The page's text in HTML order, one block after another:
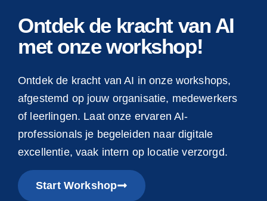
Ontdek de kracht van AI
met onze workshop!
Ontdek de kracht van AI in onze workshops,
afgestemd op jouw organisatie, medewerkers
of leerlingen. Laat onze ervaren AI-
professionals je begeleiden naar digitale
excellentie, vaak intern op locatie verzorgd.
Start Workshop